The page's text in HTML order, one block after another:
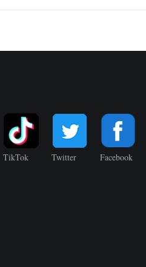
TikTok Twitter Facebook